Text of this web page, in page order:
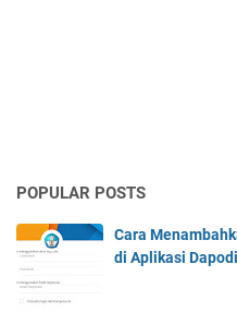
POPULAR POSTS
Cara
di Aplikasi